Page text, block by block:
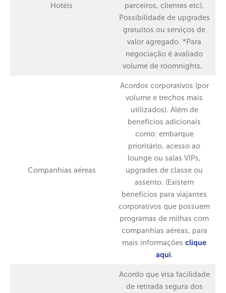
Hotéis
parceiros, clientes etc).
Possibilidade de upgrades
gratuitos ou serviços de
valor agregado. *Para
negociação é avaliado
volume de roomnights,
Companhias aéreas
Acordos corporativos (por
volume e trechos mais
utilizados). Além de
benefícios adicionais
como: embarque
prioritário, acesso ao
lounge ou salas VIPs,
upgrades de classe ou
assento. (Existem
benefícios para viajantes
corporativos que possuem
programas de milhas com
companhias aéreas, para
mais informações clique
aqui.
Acordo que visa facilidade
de retirada segura dos